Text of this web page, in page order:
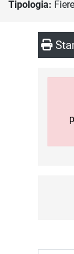
Tipologia: